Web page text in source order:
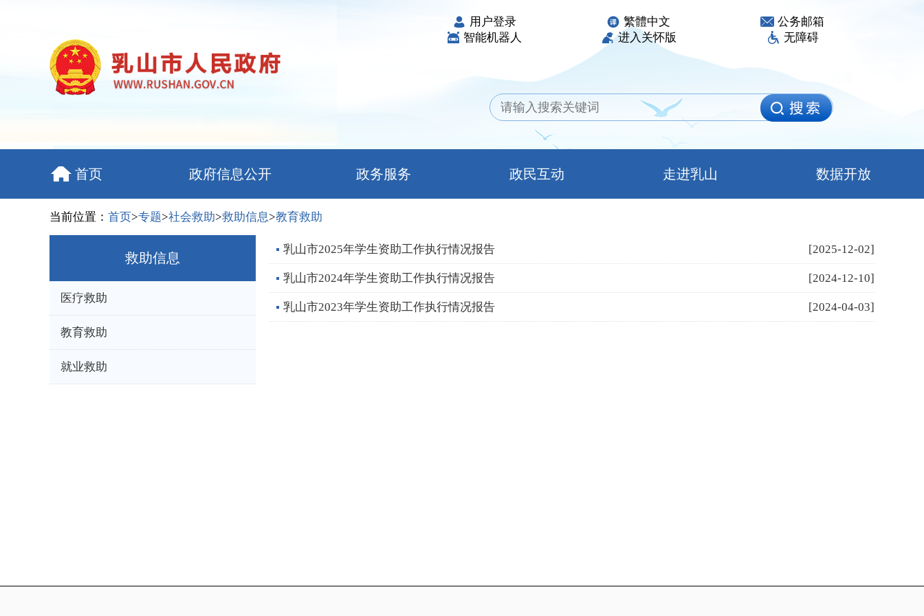
用户登录 繁體中文
公务邮箱
智能机器人
进入关怀版 无障碍
首页 政府信息公开 政务服务 政民互动 走进乳山 数据开放
当前位置： 首页>专题>社会救助>救助信息>教育救助
救助信息
医疗救助
教育救助
就业救助
乳山市2025年学生资助工作执行情况报告 [2025-12-02]
乳山市2024年学生资助工作执行情况报告 [2024-12-10]
乳山市2023年学生资助工作执行情况报告 [2024-04-03]